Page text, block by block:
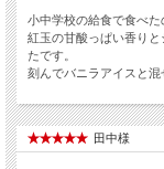
小中学校の給食で食べた
紅玉の甘酸っぱい香り
たです。
刻んでバニラアイスと混
田中様